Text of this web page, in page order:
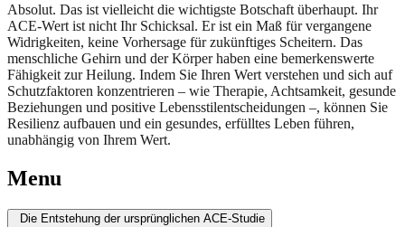
Absolut. Das ist vielleicht die wichtigste Botschaft überhaupt. Ihr
ACE-Wert ist nicht Ihr Schicksal. Er ist ein Maß für vergangene
Widrigkeiten, keine Vorhersage für zukünftiges Scheitern. Das
menschliche Gehirn und der Körper haben eine bemerkenswerte
Fähigkeit zur Heilung. Indem Sie Ihren Wert verstehen und sich auf
Schutzfaktoren konzentrieren – wie Therapie, Achtsamkeit, gesunde
Beziehungen und positive Lebensstilentscheidungen –, können Sie
Resilienz aufbauen und ein gesundes, erfülltes Leben führen,
unabhängig von Ihrem Wert.
Menu
Die Entstehung der ursprünglichen ACE-Studie